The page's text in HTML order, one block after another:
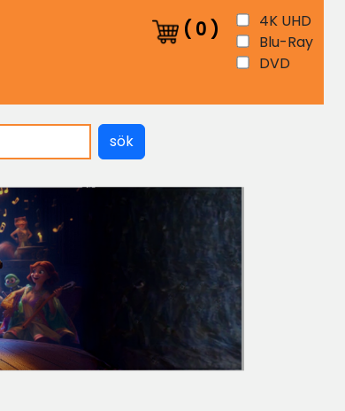
( 0 )
4K UHD
Blu-Ray
DVD
sök